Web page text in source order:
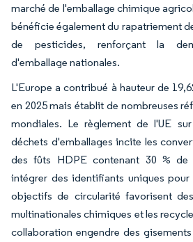
marché de l'emballage chimique
bénéficie également du rapatriement
de pesticides, renforçant la
d'emballage nationales.
L'Europe a contribué à hauteur de
en 2025 mais établit de nombreuses
mondiales. Le règlement de l'UE
déchets d'emballages incite les
des fûts HDPE contenant 30 %
intégrer des identifiants uniques pour
objectifs de circularité favorisent
multinationales chimiques et les
collaboration engendre des